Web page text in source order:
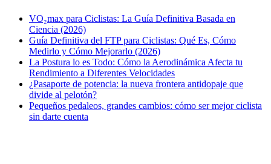
VO₂max para Ciclistas: La Guía Definitiva Basada en
Ciencia (2026)
Guía Definitiva del FTP para Ciclistas: Qué Es, Cómo
Medirlo y Cómo Mejorarlo (2026)
La Postura lo es Todo: Cómo la Aerodinámica Afecta tu
Rendimiento a Diferentes Velocidades
¿Pasaporte de potencia: la nueva frontera antidopaje que
divide al pelotón?
Pequeños pedaleos, grandes cambios: cómo ser mejor ciclista
sin darte cuenta